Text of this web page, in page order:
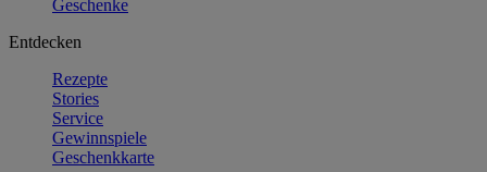
Geschenke
Entdecken
Rezepte
Stories
Service
Gewinnspiele
Geschenkkarte